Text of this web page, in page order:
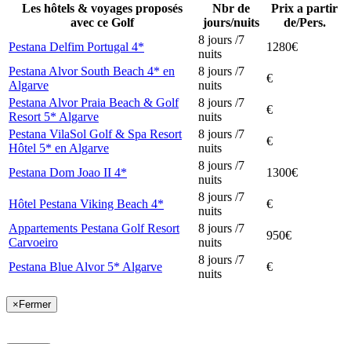
Les hôtels & voyages proposés
avec ce Golf
Nbr de
jours/nuits
Prix a partir
de/Pers.
Pestana Delfim Portugal 4*
8 jours /7
nuits
1280€
Pestana Alvor South Beach 4* en
Algarve
8 jours /7
nuits
€
Pestana Alvor Praia Beach & Golf
Resort 5* Algarve
8 jours /7
nuits
€
Pestana VilaSol Golf & Spa Resort
Hôtel 5* en Algarve
8 jours /7
nuits
€
Pestana Dom Joao II 4*
8 jours /7
nuits
1300€
Hôtel Pestana Viking Beach 4*
8 jours /7
nuits
€
Appartements Pestana Golf Resort
Carvoeiro
8 jours /7
nuits
950€
Pestana Blue Alvor 5* Algarve
8 jours /7
nuits
€
×Fermer